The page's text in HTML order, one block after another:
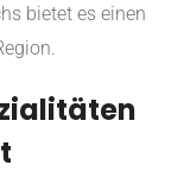
bietet es einen